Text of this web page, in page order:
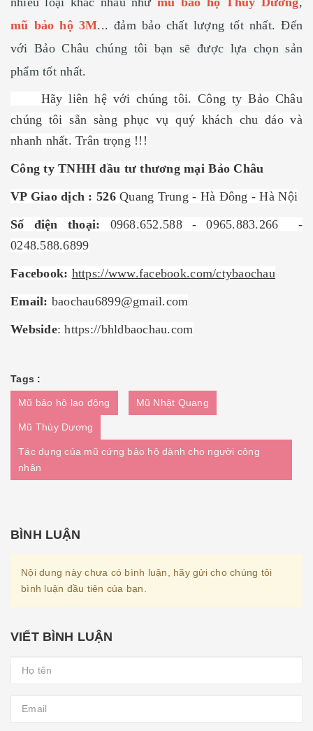
mũ bảo hộ 3M... đảm bảo chất lượng tốt nhất. Đến
với Bảo Châu chúng tôi bạn sẽ được lựa chọn sản
phẩm tốt nhất.
Hãy liên hệ với chúng tôi. Công ty Bảo Châu
chúng tôi sẵn sàng phục vụ quý khách chu đáo và
nhanh nhất. Trân trọng !!!
Công ty TNHH đầu tư thương mại Bảo Châu
VP Giao dịch : 526Quang Trung - Hà Đông - Hà Nội
Số điện thoại: 0968.652.588 - 0965.883.266 -
0248.588.6899
Facebook: https://www.facebook.com/ctybaochau
Email: baochau6899@gmail.com
Webside:https://bhldbaochau.com
Tags :
Mũ bảo hộ lao động Mũ Nhật Quang
Mũ Thùy Dương
Tác dụng của mũ cứng bảo hộ dành cho người công
nhân
BÌNH LUẬN
Nội dung này chưa có bình luận, hãy gửi cho chúng tôi
bình luận đầu tiên của bạn.
VIẾT BÌNH LUẬN